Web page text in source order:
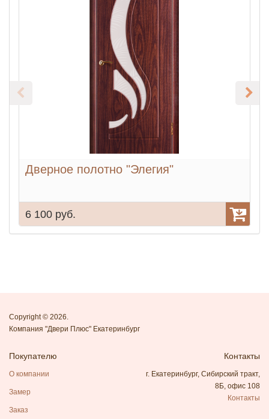
Дверное полотно "Элегия"
6 100 руб.
Copyright © 2026.
Компания "Двери Плюс" Екатеринбург
Покупателю
О компании
Замер
Заказ
Контакты
г. Екатеринбург, Сибирский тракт,
8Б, офис 108
Контакты